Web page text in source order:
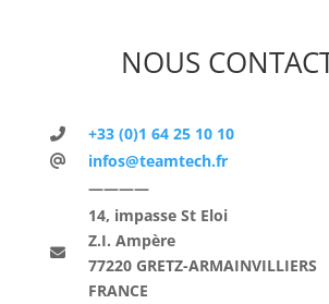
NOUS
+33 (0)1 64 25 10 10
infos@teamtech.fr
————
14, impasse St Eloi
Z.I. Ampère
77220 GRETZ-ARMAINVILLIERS
FRANCE